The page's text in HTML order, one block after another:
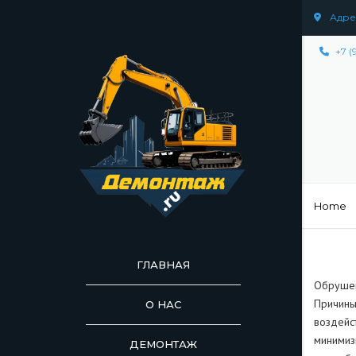
+7
ГЛАВНАЯ
О НАС
ДЕМОНТАЖ ДЕМОНТАЖ
Home